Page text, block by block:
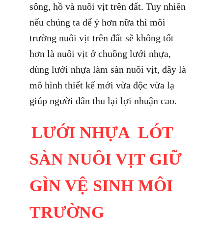
sông, hồ và nuôi vịt trên đất. Tuy nhiên
nếu chúng ta để ý hơn nữa thì môi
trường nuôi vịt trên đất sẽ không tốt
hơn là nuôi vịt ở chuồng lưới nhựa,
dùng lưới nhựa làm sàn nuôi vịt, đây là
mô hình thiết kế mới vừa độc vừa lạ
giúp người dân thu lại lợi nhuận cao.
LƯỚI NHỰA LÓT
SÀN NUÔI VỊT GIỮ
GÌN VỆ SINH MÔI
TRƯỜNG